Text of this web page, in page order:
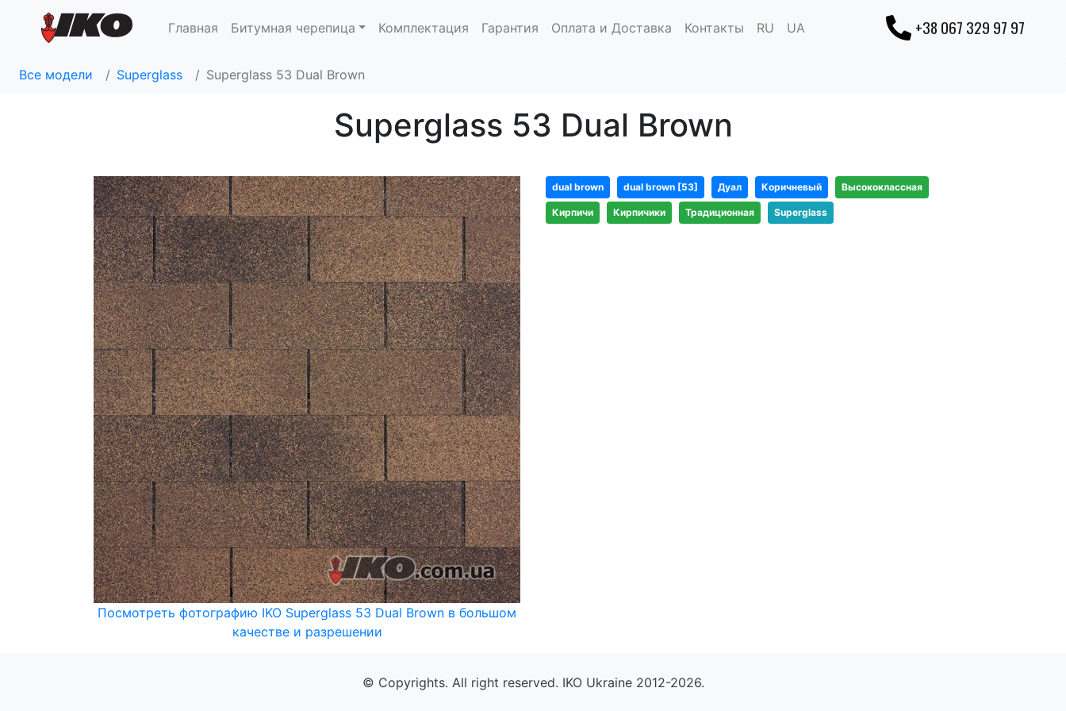
Главная Битумная черепица Комплектация Гарантия Оплата и Доставка Контакты RU UA +38 067 329 97 97
Все модели Superglass Superglass 53 Dual Brown
Superglass 53 Dual Brown
Посмотреть фотографию IKO Superglass 53 Dual Brown в большом
качестве и разрешении
dual brown dual brown [53] Дуал Коричневый Высококлассная
Кирпичи Кирпичики Традиционная Superglass
© Copyrights. All right reserved. IKO Ukraine 2012-2026.